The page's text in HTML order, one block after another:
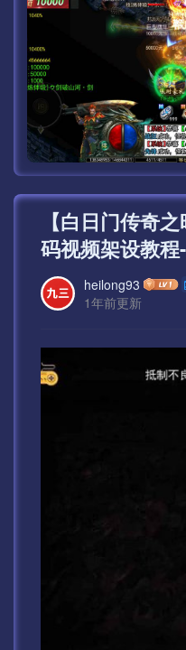
【白日门传奇
码视频架设教程
heilong93
1年前更新